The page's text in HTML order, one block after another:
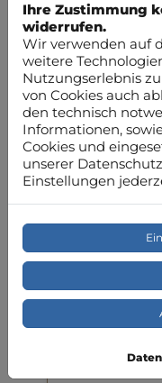
weiterlesen
Wartung und
von
Ihre Zustimmung
widerrufen.
Wir verwenden auf
weitere
Nutzungserlebnis
von Cookies auch
den technisch
Informationen,
Cookies und
unserer
Einstellungen